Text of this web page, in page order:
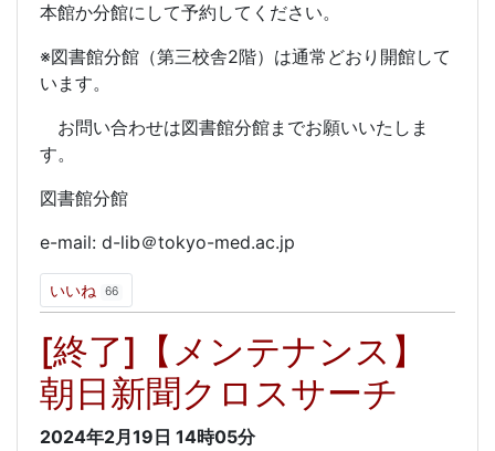
本館か分館にして予約してください。
※図書館分館（第三校舎2階）は通常どおり開館して
います。
お問い合わせは図書館分館までお願いいたしま
す。
図書館分館
e-mail: d-lib＠tokyo-med.ac.jp
いいね 66
[終了]【メンテナンス】
朝日新聞クロスサーチ
2024年2月19日 14時05分